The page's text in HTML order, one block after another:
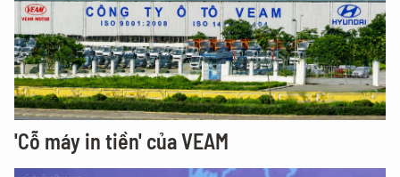
'Cỗ máy in tiền' của VEAM